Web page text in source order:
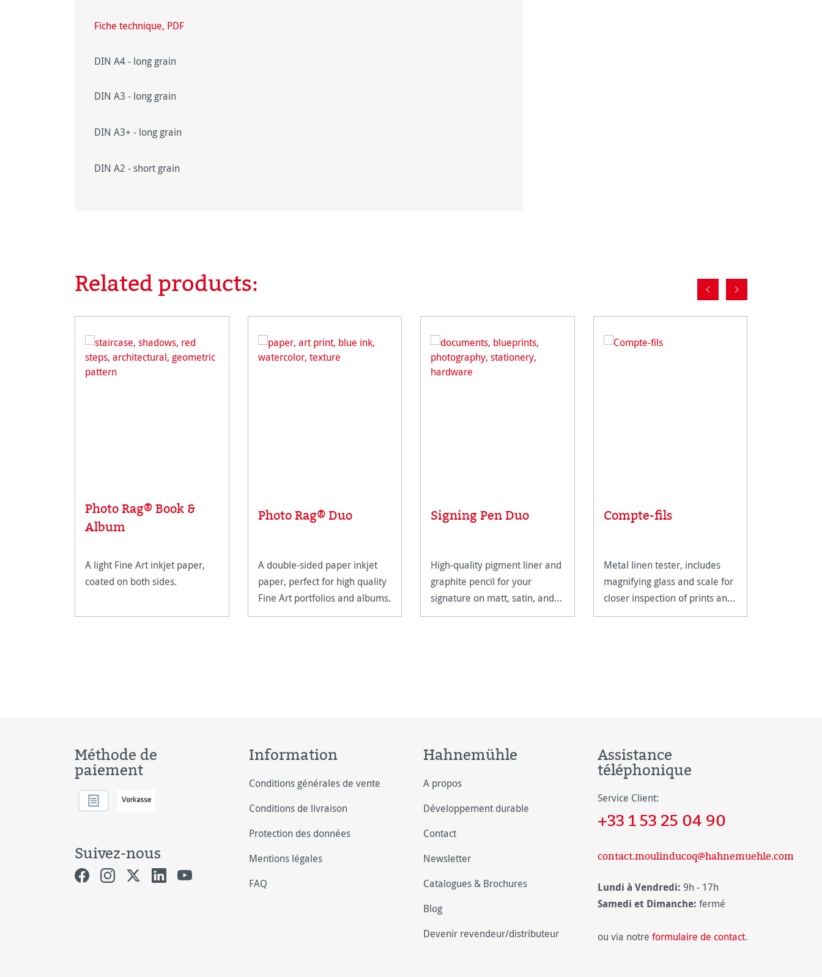
Fiche technique, PDF
DIN A4 - long grain
DIN A3 - long grain
DIN A3+ - long grain
DIN A2 - short grain
Ignorer la galerie de produits
Related products:
Photo Rag® Book &
Album
A light Fine Art inkjet paper,
coated on both sides.
Photo Rag® Duo
A double-sided paper inkjet
paper, perfect for high quality
Fine Art portfolios and albums.
Signing Pen Duo
High-quality pigment liner and
graphite pencil for your
signature on matt, satin, and
high-gloss paper surfaces.
Compte-fils
Metal linen tester, includes
magnifying glass and scale for
closer inspection of prints and
artwork.
Méthode de
paiement
Suivez-nous
Information
Conditions générales de vente
Conditions de livraison
Protection des données
Mentions légales
FAQ
Hahnemühle
A propos
Développement durable
Contact
Newsletter
Catalogues & Brochures
Blog
Devenir revendeur/distributeur
Assistance
téléphonique
Service Client:
+33 1 53 25 04 90
contact.moulinducoq@hahnemuehle.com
Lundi à Vendredi: 9h - 17h
Samedi et Dimanche: fermé
ou via notre formulaire de contact.